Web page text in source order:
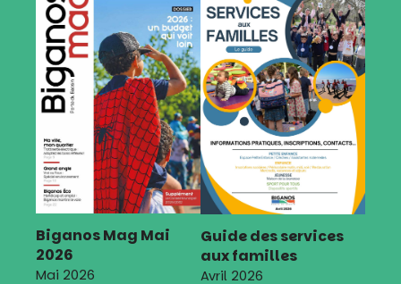
Biganos Mag Mai
2026
Mai 2026
Guide des services
aux familles
Avril 2026